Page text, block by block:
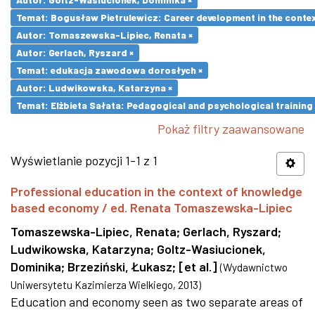
Temat: Bogusław Pietrulewicz: Career development in the
Autor: Tomaszewska-Lipiec, Renata ×
Autor: Gerlach, Ryszard ×
Temat: edukacja zawodowa dorosłych ×
Autor: Ludwikowska, Katarzyna ×
Temat: Elżbieta Sałata: Pedagogical and psychological
Pokaż filtry zaawansowane
Wyświetlanie pozycji 1-1 z 1
Professional education in the context of knowledge
based economy / ed. Renata Tomaszewska-Lipiec
Tomaszewska-Lipiec, Renata; Gerlach, Ryszard;
Ludwikowska, Katarzyna; Goltz-Wasiucionek,
Dominika; Brzeziński, Łukasz; [et al.] (Wydawnictwo
Uniwersytetu Kazimierza Wielkiego, 2013)
Education and economy seen as two separate areas of